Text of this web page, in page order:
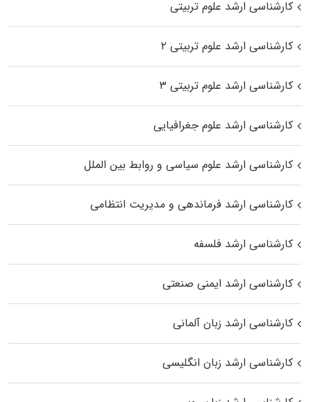
کارشناسی ارشد علوم تربیتی
کارشناسی ارشد علوم تربیتی ۲
کارشناسی ارشد علوم تربیتی ۳
کارشناسی ارشد علوم جغرافیایی
کارشناسی ارشد علوم سیاسی و روابط بین الملل
کارشناسی ارشد فرماندهی و مدیریت انتظامی
کارشناسی ارشد فلسفه
کارشناسی ارشد ایمنی صنعتی
کارشناسی ارشد زبان آلمانی
کارشناسی ارشد زبان انگلیسی